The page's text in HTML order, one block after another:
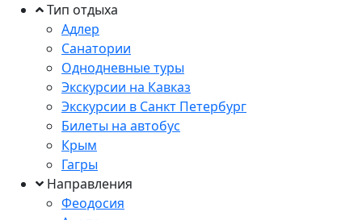
Тип отдыха
Адлер
Санатории
Однодневные туры
Экскурсии на Кавказ
Экскурсии в Санкт Петербург
Билеты на автобус
Крым
Гагры
Направления
Феодосия